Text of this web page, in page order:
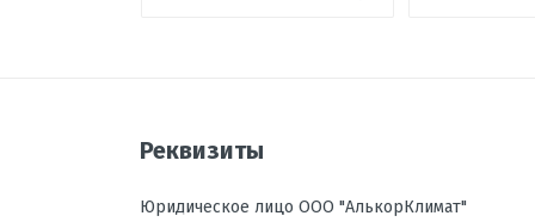
Регулировка направления
Вес внутреннего блока, кг
Реквизиты
Юридическое лицо ООО "АлькорКлимат"